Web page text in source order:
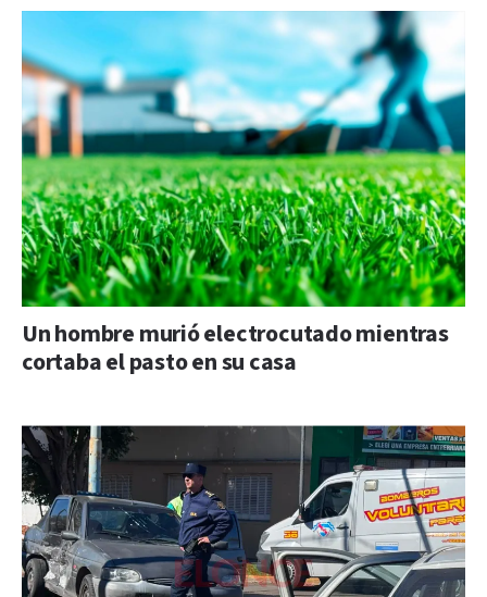
Un hombre murió electrocutado mientras
cortaba el pasto en su casa